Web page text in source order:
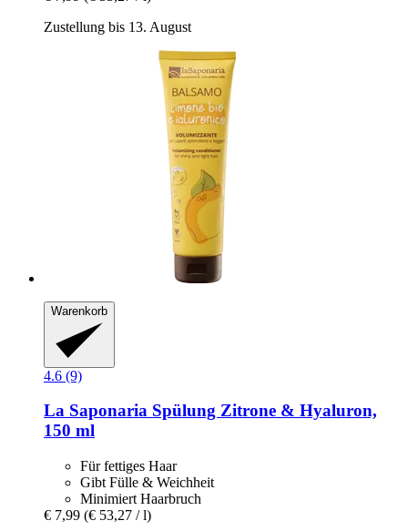
Zustellung bis 13. August
Warenkorb
4.6 (9)
La Saponaria Spülung Zitrone & Hyaluron,
150 ml
Für fettiges Haar
Gibt Fülle & Weichheit
Minimiert Haarbruch
€ 7,99 (€ 53,27 / l)